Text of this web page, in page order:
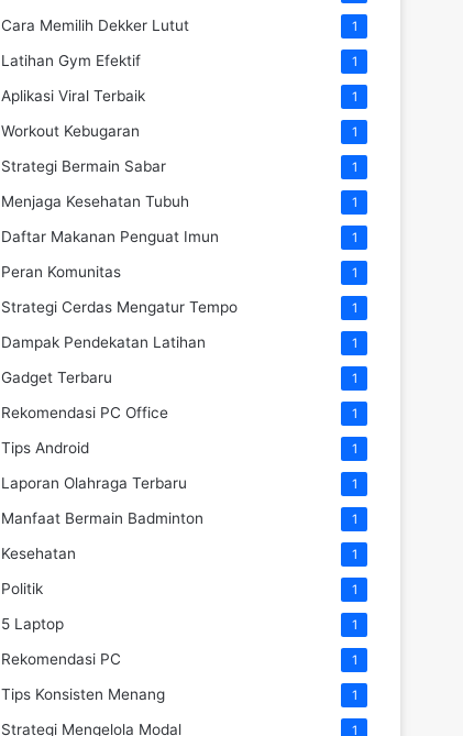
Cara Memilih Dekker Lutut 1
Latihan Gym Efektif 1
Aplikasi Viral Terbaik 1
Workout Kebugaran 1
Strategi Bermain Sabar 1
Menjaga Kesehatan Tubuh 1
Daftar Makanan Penguat Imun 1
Peran Komunitas 1
Strategi Cerdas Mengatur Tempo 1
Dampak Pendekatan Latihan 1
Gadget Terbaru 1
Rekomendasi PC Office 1
Tips Android 1
Laporan Olahraga Terbaru 1
Manfaat Bermain Badminton 1
Kesehatan 1
Politik 1
5 Laptop 1
Rekomendasi PC 1
Tips Konsisten Menang 1
Strategi Mengelola Modal 1